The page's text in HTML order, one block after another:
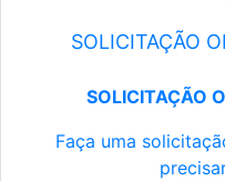
SOLICITAÇÃO
SOLICITAÇÃO
Faça uma